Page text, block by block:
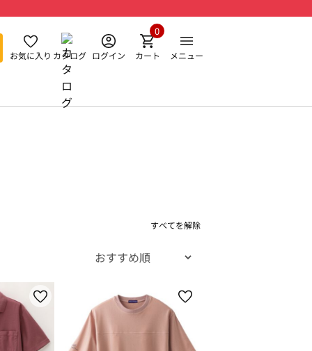
お気に入り カタログ ログイン カート
0
メニュー
すべてを解除